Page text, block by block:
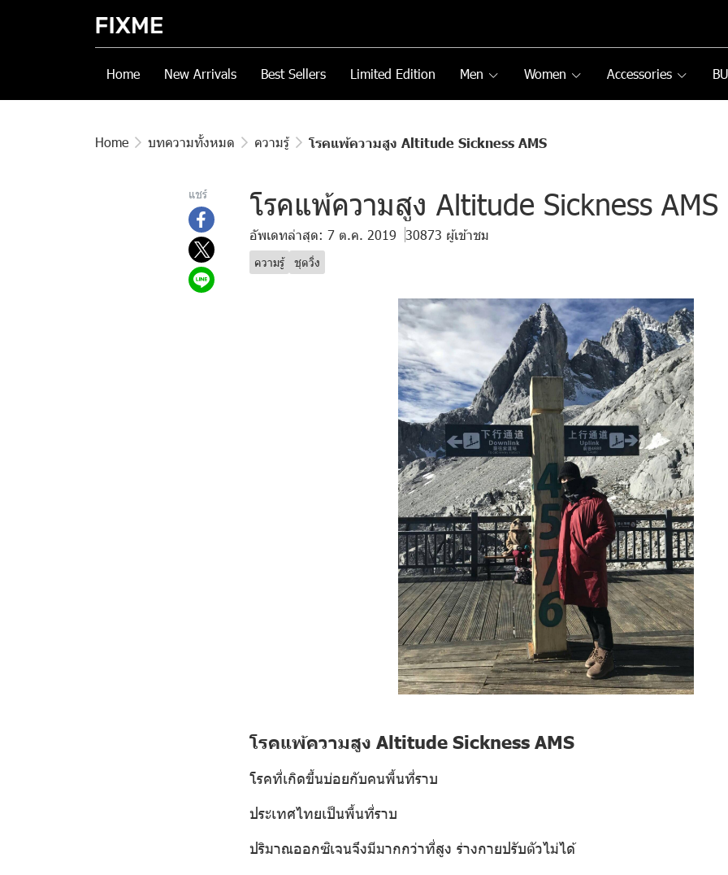
Home New Arrivals Best Sellers Limited Edition Men Women Accessories
Home บทความทั้งหมด ความรู้ โรคแพ้ความสูง Altitude Sickness AMS
แชร์ โรคแพ้ความสูง Altitude Sickness AMS
อัพเดทล่าสุด: 7 ต.ค. 2019 30873 ผู้เข้าชม
ความรู้ ชุดวิ่ง
โรคแพ้ความสูง Altitude Sickness AMS
โรคที่เกิดขึ้นบ่อยกับคนพื้นที่ราบ
ประเทศไทยเป็นพื้นที่ราบ
ปริมาณออกซิเจนจึงมีมากกว่าที่สูง ร่างกายปรับตัวไม่ได้